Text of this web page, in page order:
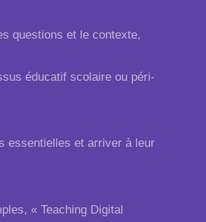
questions et le contexte,
éducatif scolaire ou péri-
essentielles et arriver à leur
« Teaching Digital